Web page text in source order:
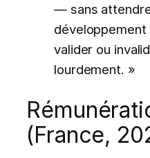
— sans
valider ou
lourdement. »
(France,